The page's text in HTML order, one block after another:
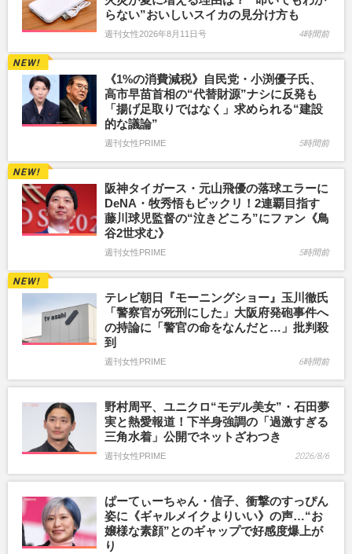
らない”おいしいスイカの見分け方も
週刊女性2026年8月11日号 4時間前
《1%の消費減税》自民党・小渕優子氏、
高市早苗首相の“代替財源”ナシに反発も
「揚げ足取りではなく」求められる“建設
的な議論”
週刊女性PRIME 5時間前
阪神タイガース・元山飛優の落球エラーに
DeNA・牧秀悟もビックリ！2連覇目指す
藤川球児監督の“泣きどころ”にファン《鳥
谷2世求む》
週刊女性PRIME 5時間前
テレビ朝日『モーニングショー』玉川徹氏
「警察官が死刑にした」大阪府発砲事件へ
の持論に「警官の命をなんだと…」批判殺
到
週刊女性PRIME 6時間前
野村周平、ユニクロ“モデル美女”・石田夢
実と熱愛報道！下半身強調の「過激すぎる
三角水着」公開でネットざわつき
週刊女性PRIME 2026/8/6
ぱーてぃーちゃん・信子、衝撃のすっぴん
姿に《ギャルメイクよりいい》の声…“お
嬢様な素顔”とのギャップで好感度爆上が
り